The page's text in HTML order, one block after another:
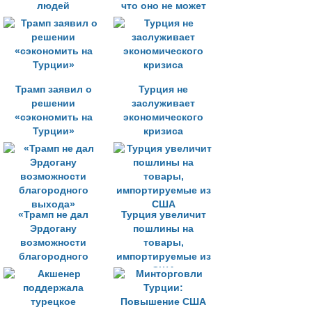
людей
что оно не может
выиграть
экономическую
войну»
Трамп заявил о
решении
«сэкономить на
Турции»
Турция не
заслуживает
экономического
кризиса
«Трамп не дал
Эрдогану
возможности
благородного
выхода»
Турция увеличит
пошлины на
товары,
импортируемые из
США